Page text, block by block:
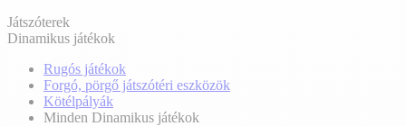
Játszóterek
Dinamikus játékok
Rugós játékok
Forgó, pörgő játszótéri eszközök
Kötélpályák
Minden Dinamikus játékok